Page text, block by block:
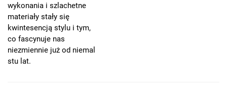
wykonania i szlachetne
materiały stały się
kwintesencją stylu i tym,
co fascynuje nas
niezmiennie już od niemal
stu lat.